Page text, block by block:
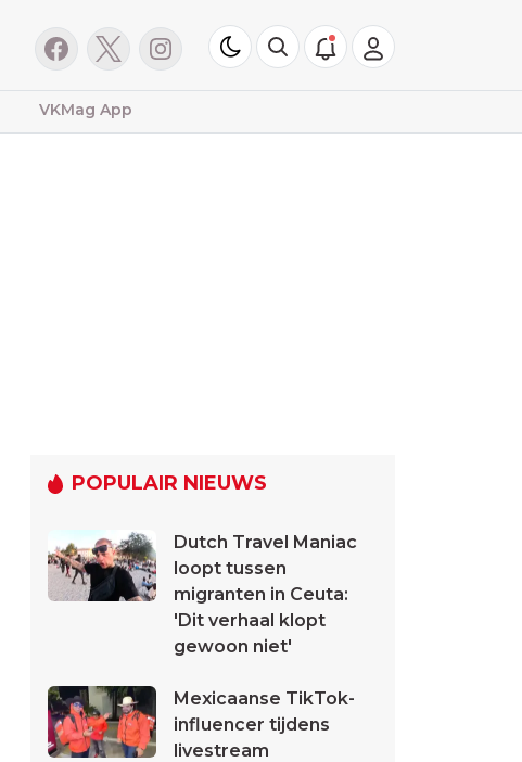
VKMag App
POPULAIR NIEUWS
Dutch Travel Maniac
loopt tussen
migranten in Ceuta:
'Dit verhaal klopt
gewoon niet'
Mexicaanse TikTok-
influencer tijdens
livestream